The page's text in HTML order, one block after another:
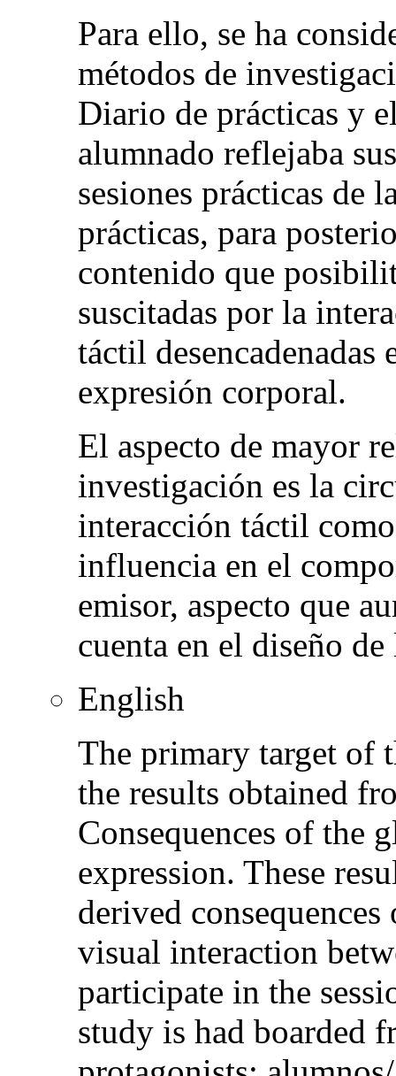
Para ello, se ha
métodos de
Diario de prácticas y
alumnado reflejaba
sesiones prácticas de
prácticas, para
contenido que
suscitadas por la
táctil desencadenadas
expresión corporal.
El aspecto de mayor
investigación es la
interacción táctil
influencia en el
emisor, aspecto que
cuenta en el diseño
English
The primary target of
the results obtained
Consequences of the
expression. These
derived
visual interaction
participate in the
study is had boarded